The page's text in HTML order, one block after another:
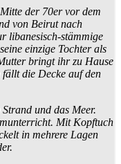
der 70er vor dem
von Beirut nach
libanesisch-stämmige
einzige Tochter als
bringt ihr zu Hause
die Decke auf den
und das Meer.
Mit Kopftuch
in mehrere Lagen